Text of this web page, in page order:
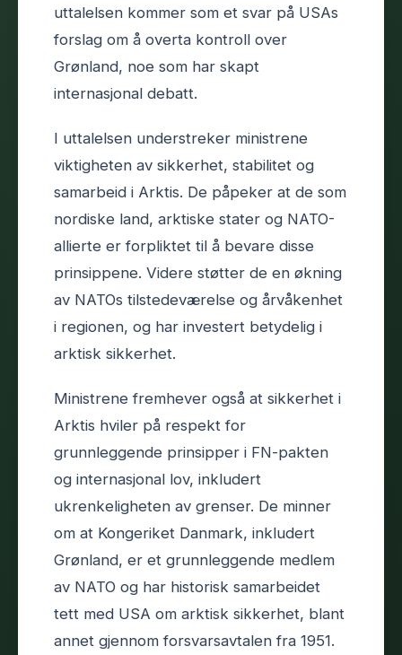
uttalelsen kommer som et svar på USAs
forslag om å overta kontroll over
Grønland, noe som har skapt
internasjonal debatt.
I uttalelsen understreker ministrene
viktigheten av sikkerhet, stabilitet og
samarbeid i Arktis. De påpeker at de som
nordiske land, arktiske stater og NATO-
allierte er forpliktet til å bevare disse
prinsippene. Videre støtter de en økning
av NATOs tilstedeværelse og årvåkenhet
i regionen, og har investert betydelig i
arktisk sikkerhet.
Ministrene fremhever også at sikkerhet i
Arktis hviler på respekt for
grunnleggende prinsipper i FN-pakten
og internasjonal lov, inkludert
ukrenkeligheten av grenser. De minner
om at Kongeriket Danmark, inkludert
Grønland, er et grunnleggende medlem
av NATO og har historisk samarbeidet
tett med USA om arktisk sikkerhet, blant
annet gjennom forsvarsavtalen fra 1951.